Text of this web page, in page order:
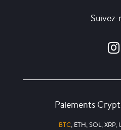
Suivez-
Paiements
BTC, ETH, SOL,